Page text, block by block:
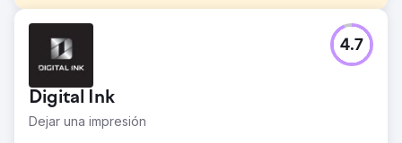
El cliente de Rothbright buscaba mejorar su huella digital
para impulsar el crecimiento y escalar su negocio.
DESAFÍOS: - Tasas de conversión y generación de leads
limitadas. - Estrategias de marketing ineficaces. -
Visibilidad online insuficiente. - Operaciones de venta
manuales e ineficientes que dificultan la escalabilidad.
Digital Ink
Dejar una impresión
4.7